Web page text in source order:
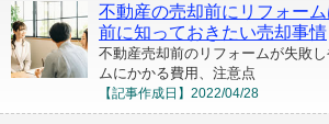
不動産の売却前にリフォー
前に知っておきたい売却事情
不動産売却前のリフォームが失敗
ムにかかる費用、注意点
【記事作成日】 2022/04/28